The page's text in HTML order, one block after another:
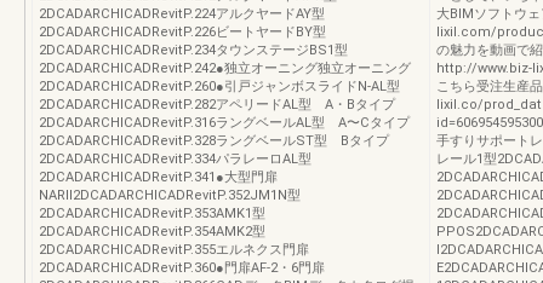
2DCADARCHICADRevitP.224アルクヤードAY型
2DCADARCHICADRevitP.226ビートヤードBY型
2DCADARCHICADRevitP.234タウンステージBS1型
2DCADARCHICADRevitP.242●独立オーニング独立オーニング
2DCADARCHICADRevitP.260●引戸ジャンボスライドN-AL型
2DCADARCHICADRevitP.282アペリードAL型 A・Bタイプ
2DCADARCHICADRevitP.316ラングベールAL型 A〜Cタイプ
2DCADARCHICADRevitP.328ラングベールST型 Bタイプ
2DCADARCHICADRevitP.334パラレーロAL型
2DCADARCHICADRevitP.341●大型門扉
NARⅡ2DCADARCHICADRevitP.352JM1N型
2DCADARCHICADRevitP.353AMK1型
2DCADARCHICADRevitP.354AMK2型
2DCADARCHICADRevitP.355エルネクス門扉
2DCADARCHICADRevitP.360●門扉AF-2・6門扉
大BIMソフトウ
lixil.com/
の魅力を動画で
http://www.biz-
こちら受注生産
lixil.co/
手すりサポート
レール1型